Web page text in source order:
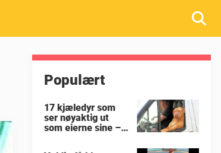
Populært
17 kjæledyr som
ser nøyaktig ut
som eierne sine –